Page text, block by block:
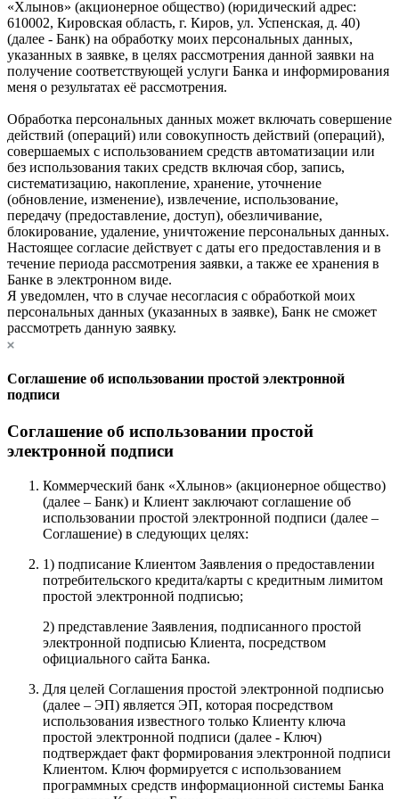
«Хлынов» (акционерное общество) (юридический адрес:
610002, Кировская область, г. Киров, ул. Успенская, д. 40)
(далее - Банк) на обработку моих персональных данных,
указанных в заявке, в целях рассмотрения данной заявки на
получение соответствующей услуги Банка и информирования
меня о результатах её рассмотрения.
Обработка персональных данных может включать совершение
действий (операций) или совокупность действий (операций),
совершаемых с использованием средств автоматизации или
без использования таких средств включая сбор, запись,
систематизацию, накопление, хранение, уточнение
(обновление, изменение), извлечение, использование,
передачу (предоставление, доступ), обезличивание,
блокирование, удаление, уничтожение персональных данных.
Настоящее согласие действует с даты его предоставления и в
течение периода рассмотрения заявки, а также ее хранения в
Банке в электронном виде.
Я уведомлен, что в случае несогласия с обработкой моих
персональных данных (указанных в заявке), Банк не сможет
рассмотреть данную заявку.
Соглашение об использовании простой электронной
подписи
Соглашение об использовании простой
электронной подписи
Коммерческий банк «Хлынов» (акционерное общество)
(далее – Банк) и Клиент заключают соглашение об
использовании простой электронной подписи (далее –
Соглашение) в следующих целях:
1) подписание Клиентом Заявления о предоставлении
потребительского кредита/карты с кредитным лимитом
простой электронной подписью;
2) представление Заявления, подписанного простой
электронной подписью Клиента, посредством
официального сайта Банка.
Для целей Соглашения простой электронной подписью
(далее – ЭП) является ЭП, которая посредством
использования известного только Клиенту ключа
простой электронной подписи (далее - Ключ)
подтверждает факт формирования электронной подписи
Клиентом. Ключ формируется с использованием
программных средств информационной системы Банка